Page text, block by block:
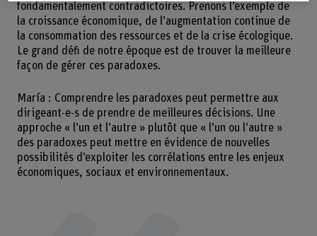
fondamentalement contradictoires. Prenons l’exemple de
la croissance économique, de l’augmentation continue de
la consommation des ressources et de la crise écologique.
Le grand défi de notre époque est de trouver la meilleure
façon de gérer ces paradoxes.
María : Comprendre les paradoxes peut permettre aux
dirigeant-e-s de prendre de meilleures décisions. Une
approche « l’un et l’autre » plutôt que « l’un ou l’autre »
des paradoxes peut mettre en évidence de nouvelles
possibilités d’exploiter les corrélations entre les enjeux
économiques, sociaux et environnementaux.